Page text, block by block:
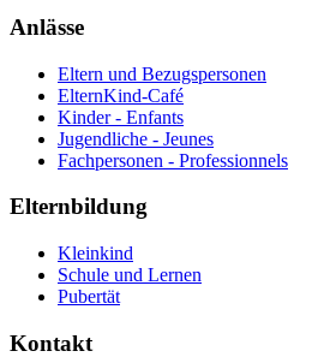
Anlässe
Eltern und Bezugspersonen
ElternKind-Café
Kinder - Enfants
Jugendliche - Jeunes
Fachpersonen - Professionnels
Elternbildung
Kleinkind
Schule und Lernen
Pubertät
Kontakt